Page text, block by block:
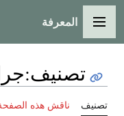
القائمة الرئيسية
المعرفة
تصنيف:
تصنيف ناقش هذه